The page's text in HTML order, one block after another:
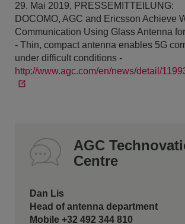
29. Mai 2019, PRESSEMITTEILUNG:
DOCOMO, AGC and Ericsson Achieve
Communication Using Glass Antenna
- Thin, compact antenna enables 5G
under difficult conditions -
http://www.agc.com/en/news/detail/
AGC
Centre
Dan Lis
Head of antenna department
Mobile +32 492 344 810